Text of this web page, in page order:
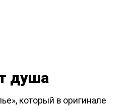
душа
который в оригинале